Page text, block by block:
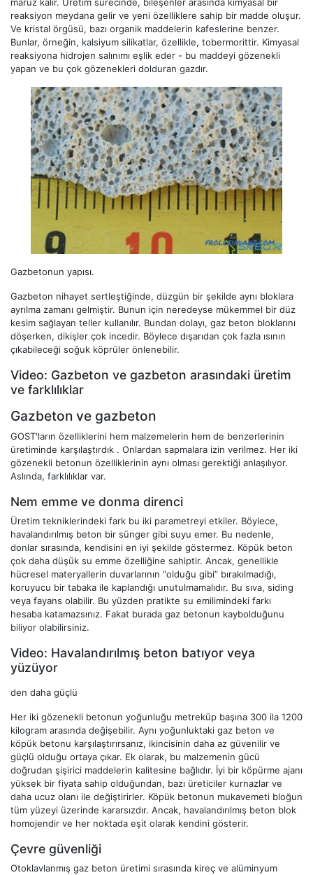
maruz kalır. Üretim sürecinde, bileşenler arasında kimyasal bir
reaksiyon meydana gelir ve yeni özelliklere sahip bir madde oluşur.
Ve kristal örgüsü, bazı organik maddelerin kafeslerine benzer.
Bunlar, örneğin, kalsiyum silikatlar, özellikle, tobermorittir. Kimyasal
reaksiyona hidrojen salınımı eşlik eder - bu maddeyi gözenekli
yapan ve bu çok gözenekleri dolduran gazdır.
Gazbetonun yapısı.
Gazbeton nihayet sertleştiğinde, düzgün bir şekilde aynı bloklara
ayrılma zamanı gelmiştir. Bunun için neredeyse mükemmel bir düz
kesim sağlayan teller kullanılır. Bundan dolayı, gaz beton bloklarını
döşerken, dikişler çok incedir. Böylece dışarıdan çok fazla ısının
çıkabileceği soğuk köprüler önlenebilir.
Video: Gazbeton ve gazbeton arasındaki üretim
ve farklılıklar
Gazbeton ve gazbeton
GOST'ların özelliklerini hem malzemelerin hem de benzerlerinin
üretiminde karşılaştırdık . Onlardan sapmalara izin verilmez. Her iki
gözenekli betonun özelliklerinin aynı olması gerektiği anlaşılıyor.
Aslında, farklılıklar var.
Nem emme ve donma direnci
Üretim tekniklerindeki fark bu iki parametreyi etkiler. Böylece,
havalandırılmış beton bir sünger gibi suyu emer. Bu nedenle,
donlar sırasında, kendisini en iyi şekilde göstermez. Köpük beton
çok daha düşük su emme özelliğine sahiptir. Ancak, genellikle
hücresel materyallerin duvarlarının “olduğu gibi” bırakılmadığı,
koruyucu bir tabaka ile kaplandığı unutulmamalıdır. Bu sıva, siding
veya fayans olabilir. Bu yüzden pratikte su emilimindeki farkı
hesaba katamazsınız. Fakat burada gaz betonun kaybolduğunu
biliyor olabilirsiniz.
Video: Havalandırılmış beton batıyor veya
yüzüyor
den daha güçlü
Her iki gözenekli betonun yoğunluğu metreküp başına 300 ila 1200
kilogram arasında değişebilir. Aynı yoğunluktaki gaz beton ve
köpük betonu karşılaştırırsanız, ikincisinin daha az güvenilir ve
güçlü olduğu ortaya çıkar. Ek olarak, bu malzemenin gücü
doğrudan şişirici maddelerin kalitesine bağlıdır. İyi bir köpürme ajanı
yüksek bir fiyata sahip olduğundan, bazı üreticiler kurnazlar ve
daha ucuz olanı ile değiştirirler. Köpük betonun mukavemeti bloğun
tüm yüzeyi üzerinde kararsızdır. Ancak, havalandırılmış beton blok
homojendir ve her noktada eşit olarak kendini gösterir.
Çevre güvenliği
Otoklavlanmış gaz beton üretimi sırasında kireç ve alüminyum